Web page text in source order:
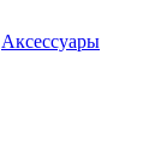
Аксессуары